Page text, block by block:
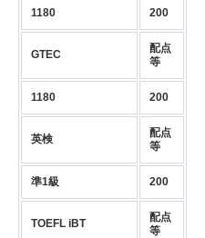
1180 200
GTEC
配点
等
1180 200
英検
配点
等
準1級 200
TOEFL iBT
配点
等